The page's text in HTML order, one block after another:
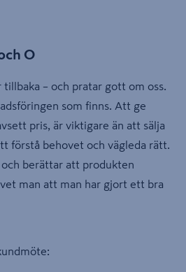
O
– och pratar gott om oss.
som finns. Att ge
pris, är viktigare än att sälja
förstå behovet och vägleda rätt.
berättar att produkten
man att man har gjort ett bra